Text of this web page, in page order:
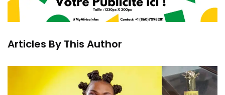
Articles By This Author